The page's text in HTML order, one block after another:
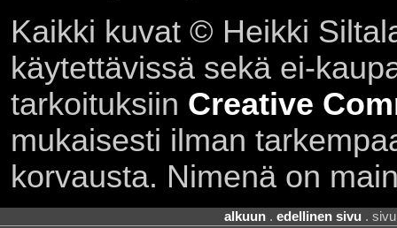
Kaikki kuvat © Heikki
käytettävissä sekä ei-
tarkoituksiin Creative
mukaisesti ilman
korvausta. Nimenä on
alkuun . edellinen sivu .